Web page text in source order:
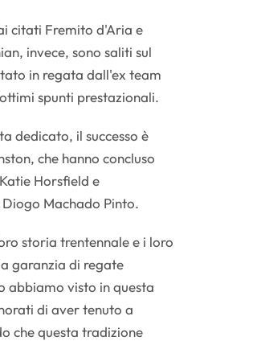
citati Fremito d'Aria e
invece, sono saliti sul
in regata dall'ex team
spunti prestazionali.
dedicato, il successo è
che hanno concluso
Horsfield e
Machado Pinto.
storia trentennale e i loro
garanzia di regate
abbiamo visto in questa
di aver tenuto a
che questa tradizione